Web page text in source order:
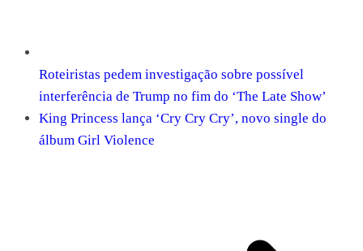
Roteiristas pedem investigação sobre possível
interferência de Trump no fim do ‘The Late Show’
King Princess lança ‘Cry Cry Cry’, novo single do
álbum Girl Violence